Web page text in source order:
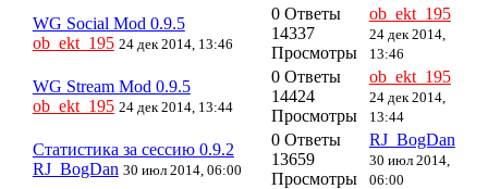
WG Social Mod 0.9.5
ob_ekt_195 24 дек 2014, 13:46
0 Ответы
14337
Просмотры
ob_ekt_195
24 дек 2014,
13:46
WG Stream Mod 0.9.5
ob_ekt_195 24 дек 2014, 13:44
0 Ответы
14424
Просмотры
ob_ekt_195
24 дек 2014,
13:44
Статистика за сессию 0.9.2
RJ_BogDan 30 июл 2014, 06:00
0 Ответы
13659
Просмотры
RJ_BogDan
30 июл 2014,
06:00